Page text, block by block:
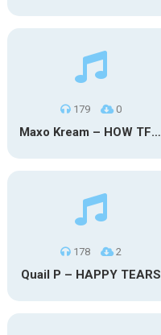
179 0
Maxo Kream – HOW TF I’M LUCKY
178 2
Quail P – HAPPY TEARS